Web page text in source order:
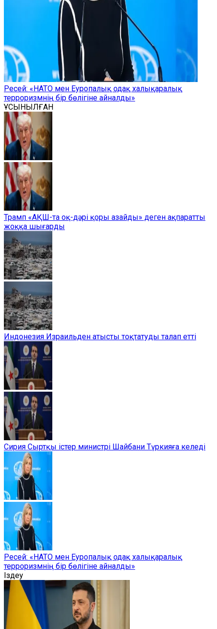
Ресей: «НАТО мен Еуропалық одақ халықаралық
терроризмнің бір бөлігіне айналды»
ҰСЫНЫЛҒАН
Трамп «АҚШ-та оқ-дәрі қоры азайды» деген ақпаратты
жоққа шығарды
Индонезия Израильден атысты тоқтатуды талап етті
Сирия Сыртқы істер министрі Шайбани Түркияға келеді
Ресей: «НАТО мен Еуропалық одақ халықаралық
терроризмнің бір бөлігіне айналды»
Іздеу